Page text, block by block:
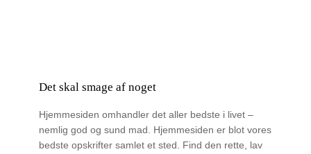
Det skal smage af noget
Hjemmesiden omhandler det aller bedste i livet –
nemlig god og sund mad. Hjemmesiden er blot vores
bedste opskrifter samlet et sted. Find den rette, lav